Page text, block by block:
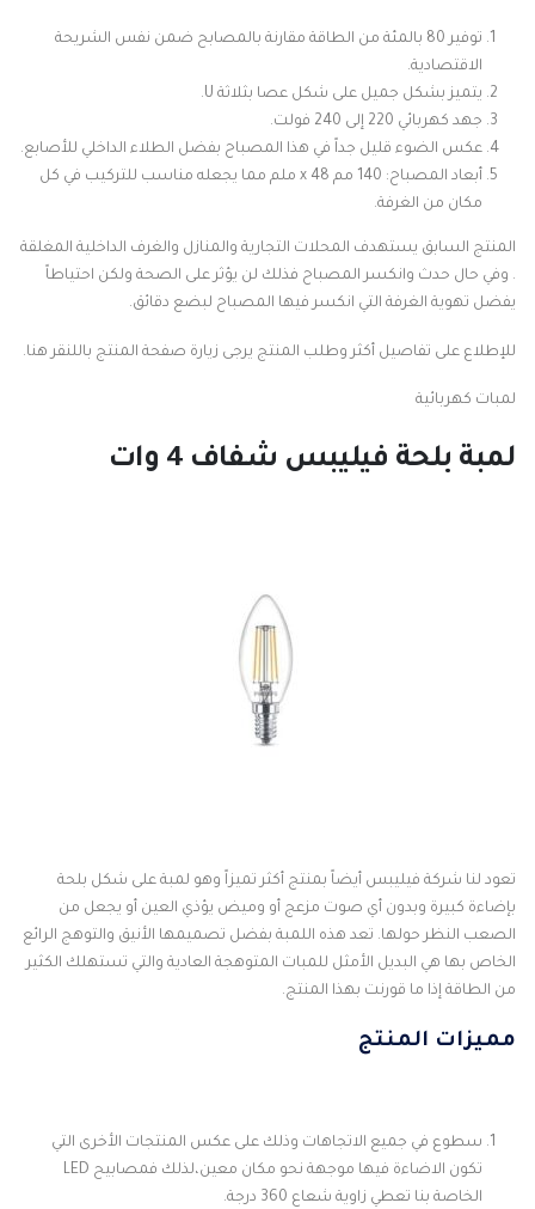
توفير 80 بالمئة من الطاقة مقارنة بالمصابح ضمن نفس الشريحة
الاقتصادية.
يتميز بشكل جميل على شكل عصا بثلاثة U.
جهد كهربائي 220 إلى 240 فولت.
عكس الضوء قليل جداً في هذا المصباح بفضل الطلاء الداخلي للأصابع.
أبعاد المصباح: 140 مم x 48 ملم مما يجعله مناسب للتركيب في كل
مكان من الغرفة.
المنتج السابق يستهدف المحلات التجارية والمنازل والغرف الداخلية المغلقة
. وفي حال حدث وانكسر المصباح فذلك لن يؤثر على الصحة ولكن احتياطاً
يفضل تهوية الغرفة التي انكسر فيها المصباح لبضع دقائق.
للإطلاع على تفاصيل أكثر وطلب المنتج يرجى زيارة صفحة المنتج باللنقر هنا.
لمبات كهربائية
لمبة بلحة فيليبس شفاف 4 وات
تعود لنا شركة فيليبس أيضاً بمنتج أكثر تميزاً وهو لمبة على شكل بلحة
بإضاءة كبيرة وبدون أي صوت مزعج أو وميض يؤذي العين أو يجعل من
الصعب النظر حولها. تعد هذه اللمبة بفضل تصميمها الأنيق والتوهج الرائع
الخاص بها هي البديل الأمثل للمبات المتوهجة العادية والتي تستهلك الكثير
من الطاقة إذا ما قورنت بهذا المنتج.
مميزات المنتج
سطوع في جميع الاتجاهات وذلك على عكس المنتجات الأخرى التي
الخاصة بنا تعطي زاوية شعاع 360 درجة.